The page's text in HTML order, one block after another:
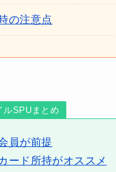
の注意点
ルSPUまとめ
員が前提
ード所持がオススメ